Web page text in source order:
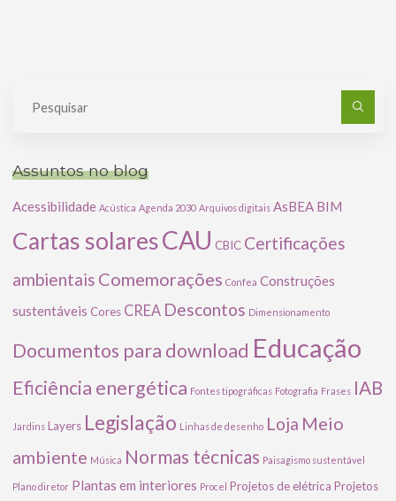
Assuntos no blog
Acessibilidade Acústica Agenda 2030 Arquivos digitais AsBEA BIM
Cartas solaresCAU CBIC Certificações
ambientais Comemorações Confea Construções
sustentáveis Cores CREA Descontos Dimensionamento
Documentos para download Educação
Eficiência energética Fontes tipográficas Fotografia Frases IAB
Jardins Layers Legislação Linhas de desenho Loja Meio
ambiente Música Normas técnicas Paisagismo sustentável
Plano diretor Plantas em interiores Procel Projetos de elétrica Projetos